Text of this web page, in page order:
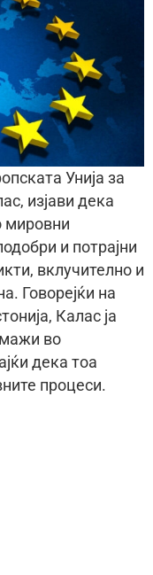
Унија за
изјави дека
мировни
и потрајни
вклучително и
Говорејќи на
Калас ја
во
дека тоа
процеси.